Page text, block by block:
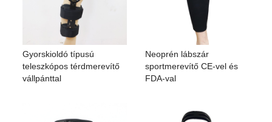
Gyorskioldó típusú
teleszkópos térdmerevítő
vállpánttal
Neoprén lábszár
sportmerevítő CE-vel és
FDA-val